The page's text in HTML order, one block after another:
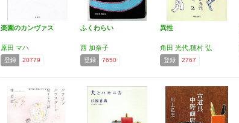
楽園のカンヴァス
原田 マハ
登録 20779
ふくわらい
西 加奈子
登録 7650
異性
角田 光代,穂村 弘
登録 2767